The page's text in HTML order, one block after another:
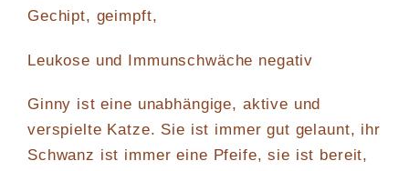
Gechipt, geimpft,
Leukose und Immunschwäche negativ
Ginny ist eine unabhängige, aktive und
verspielte Katze. Sie ist immer gut gelaunt, ihr
Schwanz ist immer eine Pfeife, sie ist bereit,